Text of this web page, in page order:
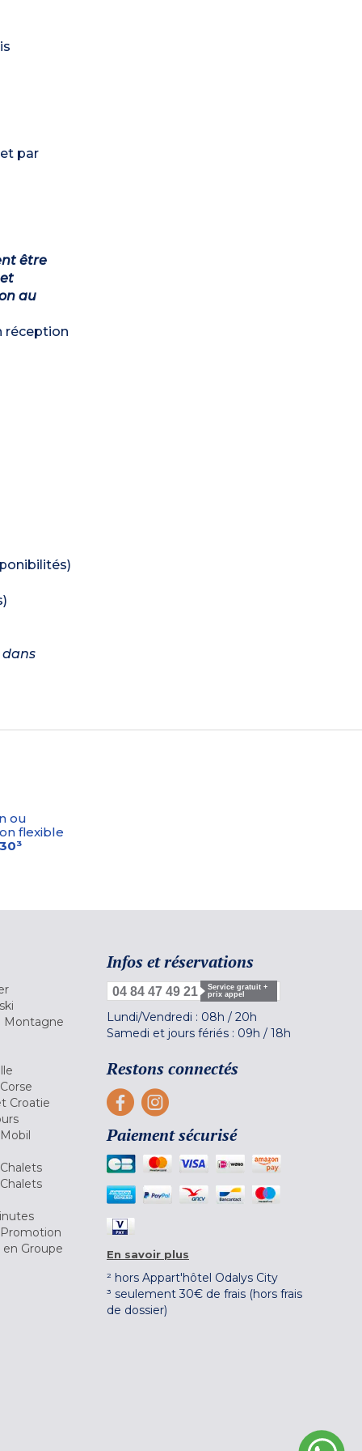
par
être
au
réception
ou
flexible
Montagne
Croatie
Groupe
Infos et réservations
04 84 47 49 21
Service gratuit +
prix appel
Lundi/Vendredi : 08h / 20h
Samedi et jours fériés : 09h / 18h
Restons connectés
Paiement sécurisé
En savoir plus
² hors Appart'hôtel Odalys City
³ seulement 30€ de frais (hors frais
de dossier)